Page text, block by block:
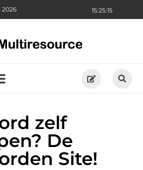
15:25:16
2026
zelf
De
Site!